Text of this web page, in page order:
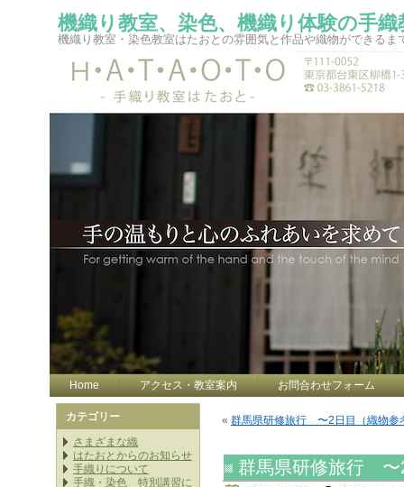
機織り教室、染色、機織り体験の手
機織り教室・染色教室はたおとの雰囲気と作品や織物ができるま
Home アクセス・教室案内 お問合わせフォーム
カテゴリー
さまざまな織
はたおとからのお知らせ
手織りについて
手織・染色 特別講習に
« 群馬県研修旅行 〜2日目（織物参
群馬県研修旅行 〜